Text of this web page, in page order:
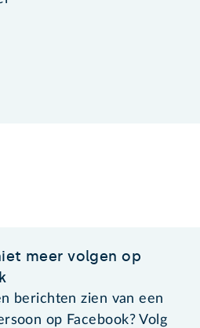
meer volgen op
berichten zien van een
op Facebook? Volg